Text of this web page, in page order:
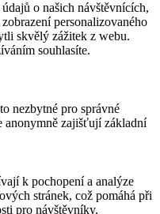
o našich návštěvnících,
personalizovaného
skvělý zážitek z webu.
souhlasíte.
nezbytné pro správné
anonymně zajišťují základní
k pochopení a analýze
stránek, což pomáhá při
pro návštěvníky.